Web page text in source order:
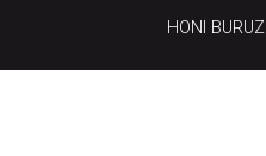
HONI BURUZ